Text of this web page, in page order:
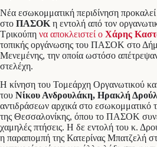
Νέα εσωκομματική περιδίνηση
στο ΠΑΣΟΚ η εντολή από τον
Τρικούπη να αποκλειστεί ο Χάρης
τοπικής οργάνωσης του ΠΑΣΟΚ στο
Μενεμένης, την οποία ωστόσο
στελέχη.
Η κίνηση του Τομεάρχη Οργανωτικού
του Νίκου Ανδρουλάκη, Ηρακλή
αντιδράσεων αρχικά στο εσωκομματικό
της Θεσσαλονίκης, όπου το ΠΑΣΟΚ
χαμηλές πτήσεις. Η δε εντολή του κ.
η παραπομπή της Κατερίνας Μπατζελή